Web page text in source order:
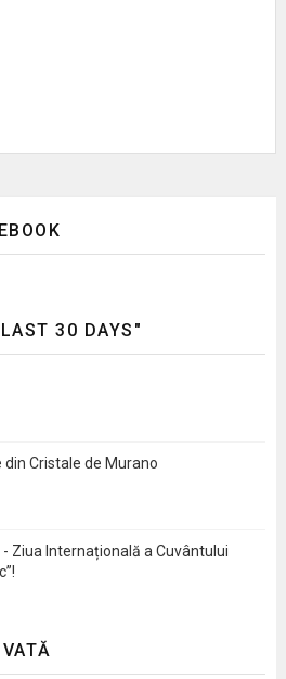
30 DAYS"
din Cristale de Murano
- Ziua Internațională a Cuvântului